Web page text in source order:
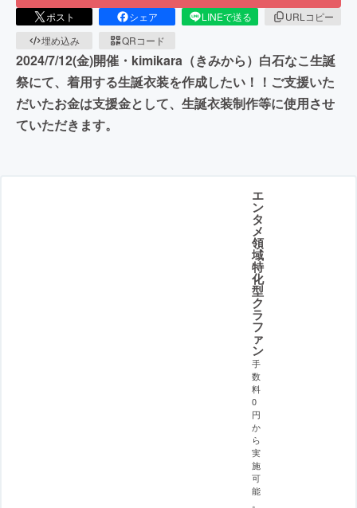
ポスト シェア LINEで送る
URLコピー
埋め込み
QRコード
2024/7/12(金)開催・kimikara（きみから）白石なこ生誕
祭にて、着用する生誕衣装を作成したい！！ご支援いた
だいたお金は支援金として、生誕衣装制作等に使用させ
ていただきます。
エ
ン
タ
メ
領
域
特
化
型
ク
ラ
フ
ァ
ン
手
数
料
0
円
か
ら
実
施
可
能